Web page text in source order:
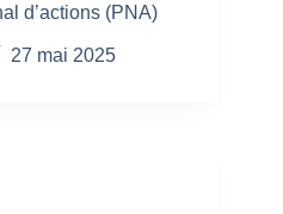
d’actions (PNA)
27 mai 2025